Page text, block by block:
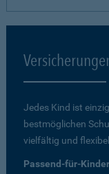
Jedes Kind ist
bestmöglichen
vielfältig und
Passend-für-